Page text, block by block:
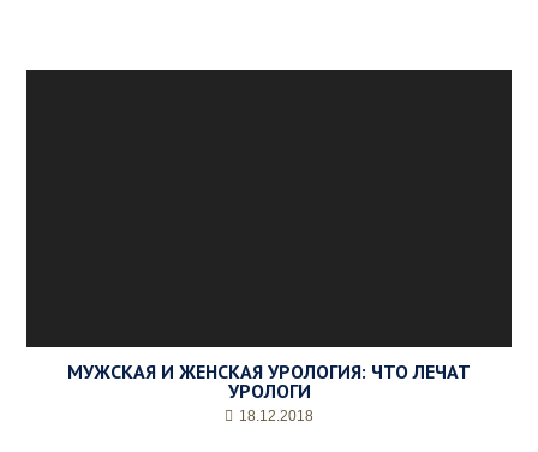
м
МУЖСКАЯ И ЖЕНСКАЯ УРОЛОГИЯ: ЧТО ЛЕЧАТ
УРОЛОГИ
18.12.2018